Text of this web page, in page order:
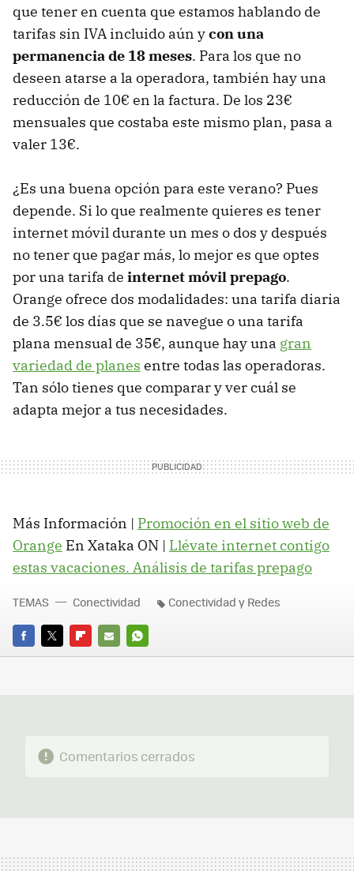
que tener en cuenta que estamos hablando de
tarifas sin IVA incluido aún ycon una
permanencia de 18 meses. Para los que no
deseen atarse a la operadora, también hay una
reducción de 10€ en la factura. De los 23€
mensuales que costaba este mismo plan, pasa a
valer 13€.
¿Es una buena opción para este verano? Pues
depende. Si lo que realmente quieres es tener
internet móvil durante un mes o dos y después
no tener que pagar más, lo mejor es que optes
por una tarifa de internet móvil prepago.
Orange ofrece dos modalidades: una tarifa diaria
de 3.5€ los días que se navegue o una tarifa
plana mensual de 35€, aunque hay una gran
variedad de planes entre todas las operadoras.
Tan sólo tienes que comparar y ver cuál se
adapta mejor a tus necesidades.
Más Información | Promoción en el sitio web de
Orange En Xataka ON | Llévate internet contigo
estas vacaciones. Análisis de tarifas prepago
FACEBOOK
TWITTERFLIPBOARD
E-
WHATSAPP
TEMAS Conectividad Conectividad y Redes
Comentarios cerrados